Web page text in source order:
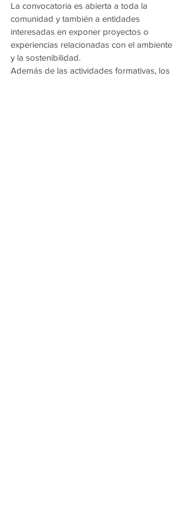
La convocatoria es abierta a toda la
comunidad y también a entidades
interesadas en exponer proyectos o
experiencias relacionadas con el ambiente
y la sostenibilidad.
Además de las actividades formativas, los